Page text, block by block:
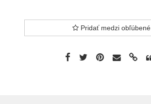
Pridať medzi obľúbené